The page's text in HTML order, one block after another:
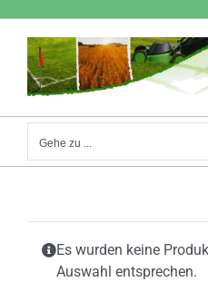
Inhalt
springen
Gehe zu ...
Es wurden keine
Auswahl entsprechen.